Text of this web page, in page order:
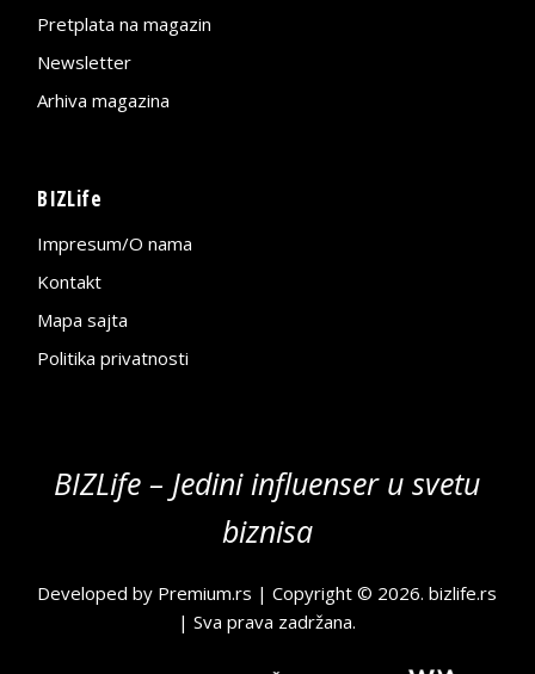
Pretplata na magazin
Newsletter
Arhiva magazina
BIZLife
Impresum/O nama
Kontakt
Mapa sajta
Politika privatnosti
BIZLife – Jedini influenser u svetu
biznisa
Developed by Premium.rs | Copyright © 2026.bizlife.rs
| Sva prava zadržana.